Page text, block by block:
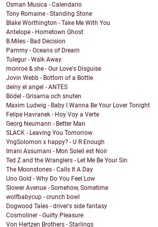
Osman Musica - Calendario
Tony Romaine - Standing Stone
Blake Worthington - Take Me With You
Antelope - Hometown Ghost
B.Miles - Bad Decision
Pammy - Oceans of Dream
Tulegur - Walk Away
monroe & she - Our Love's Disguise
Jovin Webb - Bottom of a Bottle
deiny el angel - ANTES
Bödel - Grisarna och snuten
Maxim Ludwig - Baby I Wanna Be Your Lover Tonight
Felipe Havranek - Hoy Voy a Verte
Georg Neumann - Better Man
SLACK - Leaving You Tomorrow
YngSolomon x happy? - U R Enough
Imani Assumani - Mon Soleil est Noir
Ted Z and the Wranglers - Let Me Be Your Sin
The Moonstones - Calls It A Day
Uno Gold - Why Do You Feel Low
Slower Avenue - Somehow, Sometime
wolfbabycup - crunch bowl
Dogwood Tales - driver's side fantasy
Cosmoliner - Guilty Pleasure
Von Hertzen Brothers - Starlings